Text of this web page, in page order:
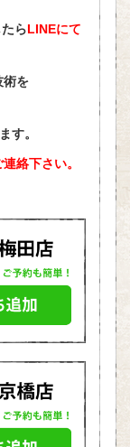
ら LINEにて
術を
す。
連絡下さい。